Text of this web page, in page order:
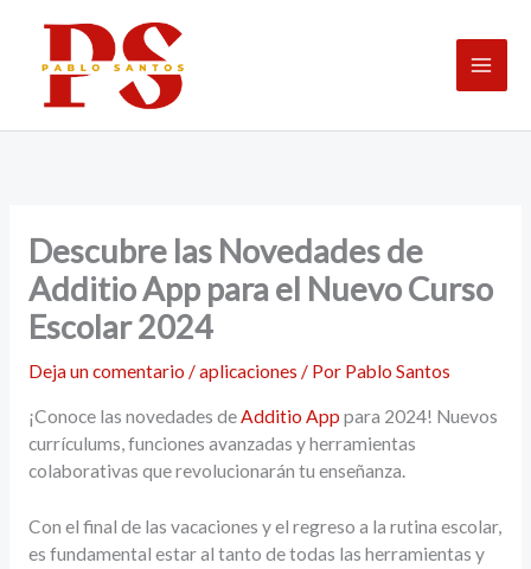
contenido
Descubre las Novedades de
Additio App para el Nuevo Curso
Escolar 2024
Deja un comentario /aplicaciones / Por Pablo Santos
¡Conoce las novedades deAdditio App para 2024! Nuevos
currículums, funciones avanzadas y herramientas
colaborativas que revolucionarán tu enseñanza.
Con el final de las vacaciones y el regreso a la rutina escolar,
es fundamental estar al tanto de todas las herramientas y